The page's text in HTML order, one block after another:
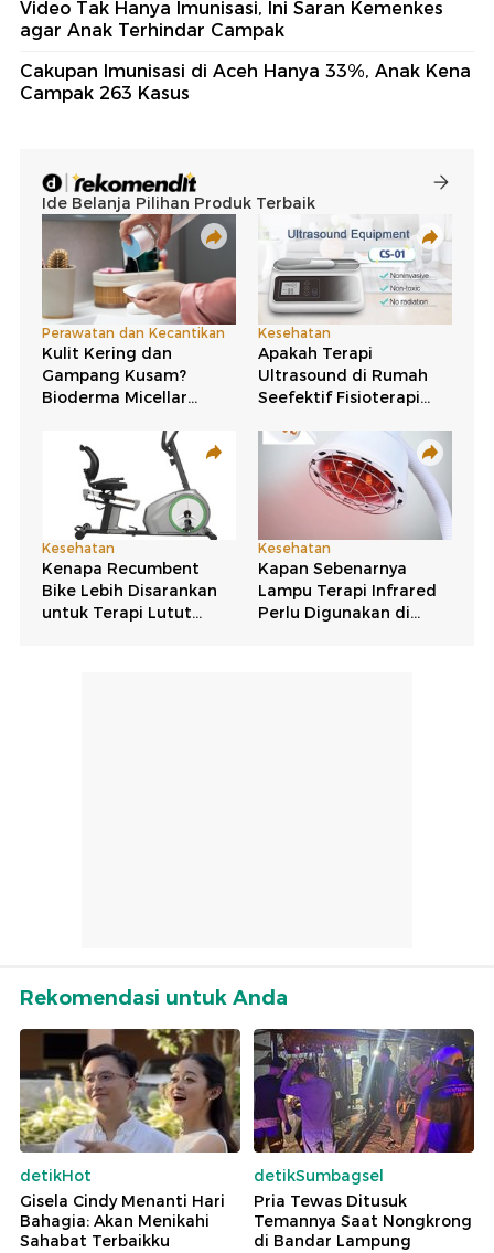
Video Tak Hanya Imunisasi, Ini Saran Kemenkes
agar Anak Terhindar Campak
Cakupan Imunisasi di Aceh Hanya 33%, Anak Kena
Campak 263 Kasus
Rekomendasi untuk Anda
detikHot
Gisela Cindy Menanti Hari
Bahagia: Akan Menikahi
Sahabat Terbaikku
detikSumbagsel
Pria Tewas Ditusuk
Temannya Saat Nongkrong
di Bandar Lampung